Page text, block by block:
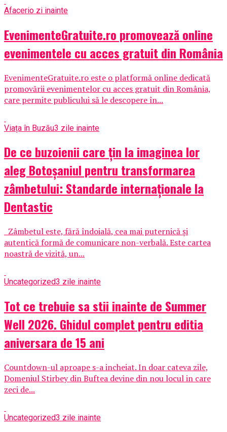
Afacerio zi inainte
EvenimenteGratuite.ro promovează online
evenimentele cu acces gratuit din România
EvenimenteGratuite.ro este o platformă online dedicată
promovării evenimentelor cu acces gratuit din România,
care permite publicului să le descopere în...
Viața în Buzău3 zile inainte
De ce buzoienii care țin la imaginea lor
aleg Botoșaniul pentru transformarea
zâmbetului: Standarde internaționale la
Dentastic
Zâmbetul este, fără îndoială, cea mai puternică și
autentică formă de comunicare non-verbală. Este cartea
noastră de vizită, un...
Uncategorized3 zile inainte
Tot ce trebuie sa stii inainte de Summer
Well 2026. Ghidul complet pentru editia
aniversara de 15 ani
Countdown-ul aproape s-a incheiat. In doar cateva zile,
Domeniul Stirbey din Buftea devine din nou locul in care
zeci de...
Uncategorized3 zile inainte